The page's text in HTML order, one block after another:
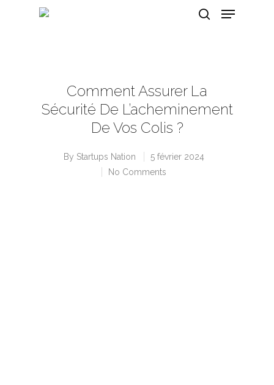
Comment Assurer La
Sécurité De L’acheminement
De Vos Colis ?
By Startups Nation
5 février 2024
No Comments